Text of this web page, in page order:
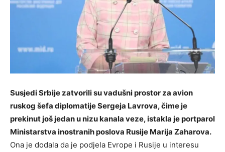
Susjedi Srbije zatvorili su vadušni prostor za avion
ruskog šefa diplomatije Sergeja Lavrova, čime je
prekinut još jedan u nizu kanala veze, istakla je portparol
Ministarstva inostranih poslova Rusije Marija Zaharova.
Ona je dodala da je podjela Evrope i Rusije u interesu